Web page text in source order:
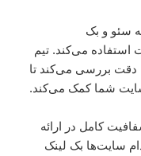
سئو و بک
استفاده می‌کند. تیم
دقت بررسی می‌کند تا
سایت شما کمک می‌کند.
کامل در ارائه
سایت‌ها بک لینک